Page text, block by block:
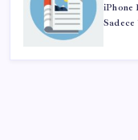
iPhone